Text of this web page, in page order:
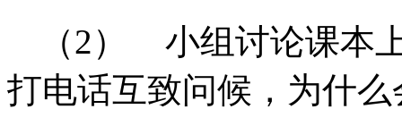
（2）
小组讨论课本
打电话互致问候，为什